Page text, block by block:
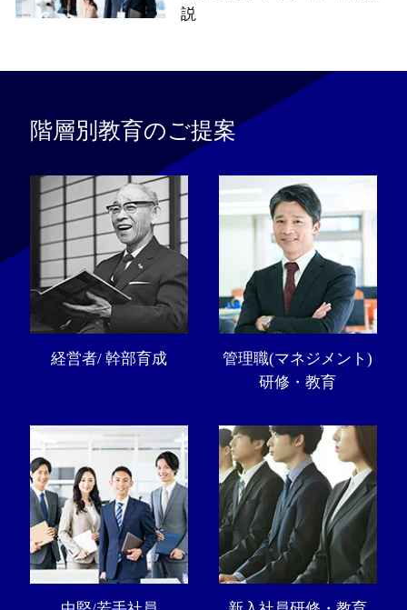
説
階層別教育のご提案
経営者/ 幹部育成
管理職(マネジメント)
研修・教育